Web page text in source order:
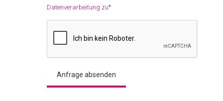
Datenverarbeitung zu*